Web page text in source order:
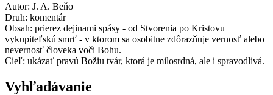
Autor: J. A. Beňo
Druh: komentár
Obsah: prierez dejinami spásy - od Stvorenia po Kristovu
vykupiteľskú smrť - v ktorom sa osobitne zdôrazňuje vernosť alebo
nevernosť človeka voči Bohu.
Cieľ: ukázať pravú Božiu tvár, ktorá je milosrdná, ale i spravodlivá.
Vyhľadávanie